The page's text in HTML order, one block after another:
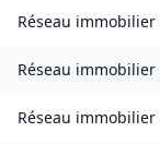
Réseau immobilier
Réseau immobilier
Réseau immobilier